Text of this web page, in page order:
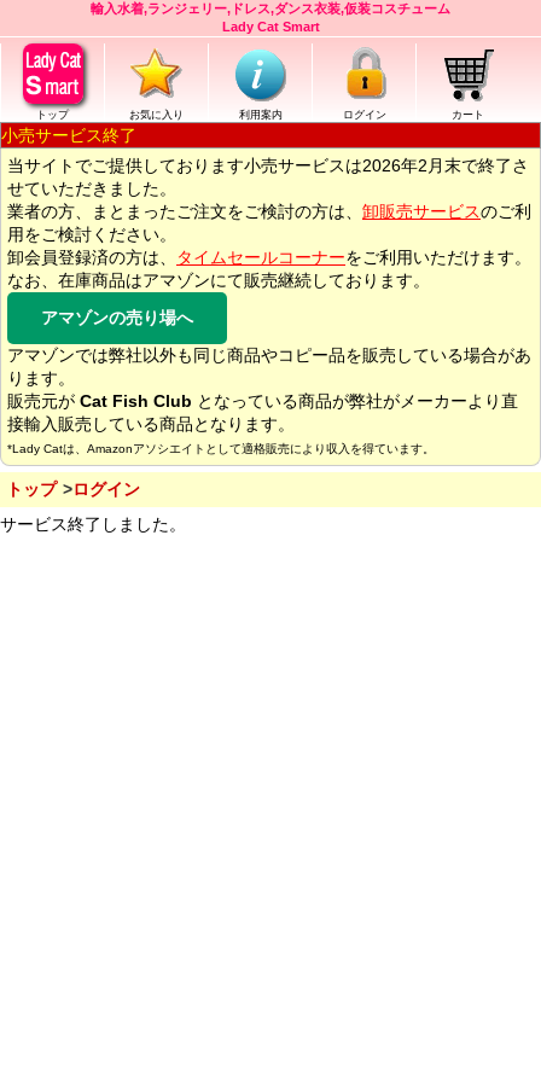
輸入水着,ランジェリー,ドレス,ダンス衣装,仮装コスチューム
Lady Cat Smart
トップ お気に入り 利用案内 ログイン カート
小売サービス終了
当サイトでご提供しております小売サービスは2026年2月末で終了さ
せていただきました。
業者の方、まとまったご注文をご検討の方は、 卸販売サービスのご利
用をご検討ください。
卸会員登録済の方は、
タイムセールコーナーをご利用いただけます。
なお、在庫商品はアマゾンにて販売継続しております。
アマゾンの売り場へ
アマゾンでは弊社以外も同じ商品やコピー品を販売している場合があ
ります。
販売元が Cat Fish Club となっている商品が弊社がメーカーより直
接輸入販売している商品となります。
*Lady Catは、Amazonアソシエイトとして適格販売により収入を得ています。
トップ
ログイン
サービス終了しました。